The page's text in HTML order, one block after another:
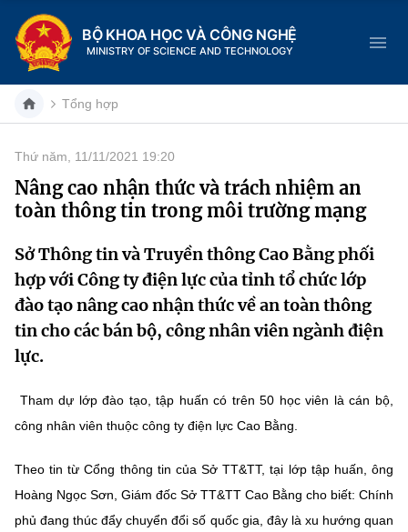
BỘ KHOA HỌC VÀ CÔNG NGHỆ
MINISTRY OF SCIENCE AND TECHNOLOGY
Danh mục
Trang chủ
Giới thiệu
Chức năng nhiệm vụ
Sở Khoa học và Công nghệ
Tin tức sự kiện
Khoa học và Công nghệ
Chuyển đổi số
Bưu chính, Viễn thông
Sở hữu trí tuệ
Văn bản QPPL
Văn bản chỉ đạo điều hành
Lấy ý kiến người dân về dự thảo VBQPPL
MST IOFFICE
THỐNG KÊ
Khoa học và Công nghệ
Tổng hợp
Thứ năm, 11/11/2021 19:20
Nâng cao nhận thức và trách nhiệm an
toàn thông tin trong môi trường mạng
Sở Thông tin và Truyền thông Cao Bằng phối
hợp với Công ty điện lực của tỉnh tổ chức lớp
đào tạo nâng cao nhận thức về an toàn thông
tin cho các bán bộ, công nhân viên ngành điện
lực.
Tham dự lớp đào tạo, tập huấn có trên 50 học viên là cán bộ,
công nhân viên thuộc công ty điện lực Cao Bằng.
Theo tin từ Cổng thông tin của Sở TT&TT, tại lớp tập huấn, ông
Hoàng Ngọc Sơn, Giám đốc Sở TT&TT Cao Bằng cho biết: Chính
phủ đang thúc đẩy chuyển đổi số quốc gia, đây là xu hướng quan